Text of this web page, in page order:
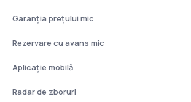
Garanția prețului mic
Rezervare cu avans mic
Aplicație mobilă
Radar de zboruri